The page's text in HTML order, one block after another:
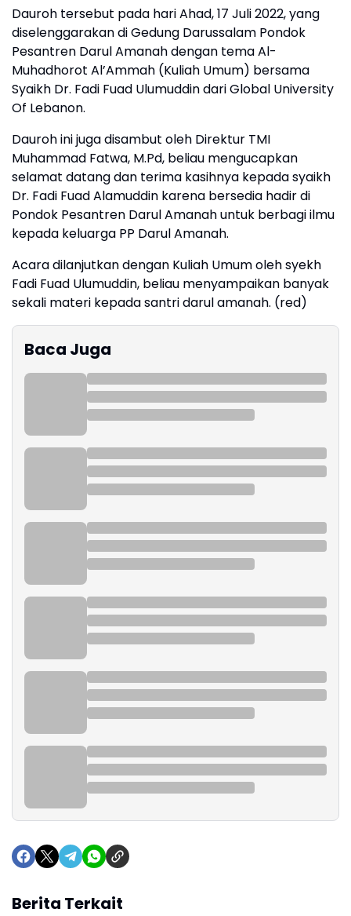
Dauroh tersebut pada hari Ahad, 17 Juli 2022, yang
diselenggarakan di Gedung Darussalam Pondok
Pesantren Darul Amanah dengan tema Al-
Muhadhorot Al’Ammah (Kuliah Umum) bersama
Syaikh Dr. Fadi Fuad Ulumuddin dari Global University
Of Lebanon.
Dauroh ini juga disambut oleh Direktur TMI
Muhammad Fatwa, M.Pd, beliau mengucapkan
selamat datang dan terima kasihnya kepada syaikh
Dr. Fadi Fuad Alamuddin karena bersedia hadir di
Pondok Pesantren Darul Amanah untuk berbagi ilmu
kepada keluarga PP Darul Amanah.
Acara dilanjutkan dengan Kuliah Umum oleh syekh
Fadi Fuad Ulumuddin, beliau menyampaikan banyak
sekali materi kepada santri darul amanah. (red)
Baca Juga
Berita Terkait